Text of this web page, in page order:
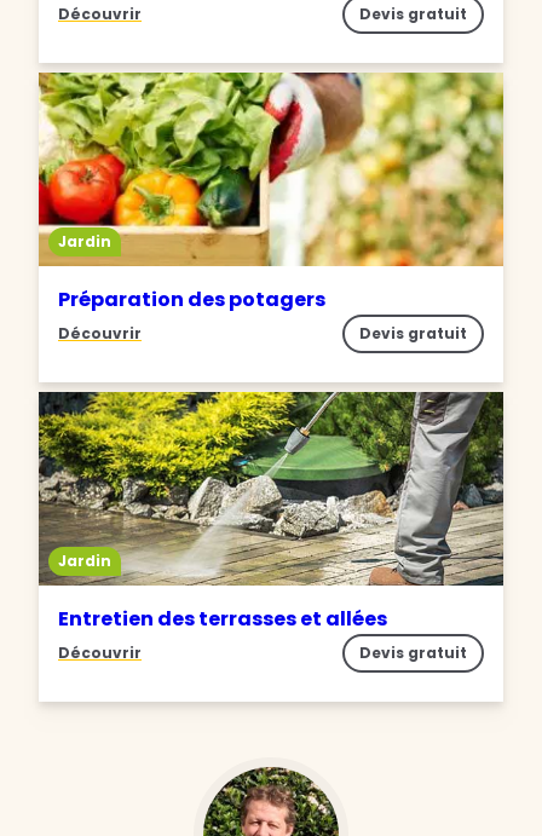
Découvrir Devis gratuit
Jardin
Préparation des potagers
Découvrir Devis gratuit
Jardin
Entretien des terrasses et allées
Découvrir Devis gratuit